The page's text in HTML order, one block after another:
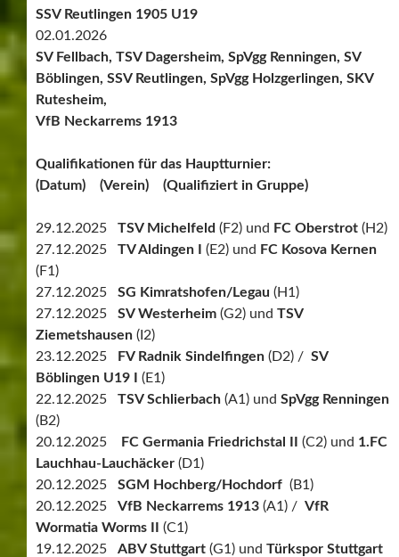
SSV Reutlingen 1905 U19
02.01.2026
SV Fellbach, TSV Dagersheim, SpVgg Renningen, SV
Böblingen, SSV Reutlingen, SpVgg Holzgerlingen, SKV
Rutesheim,
VfB Neckarrems 1913
Qualifikationen für das Hauptturnier:
(Datum) (Verein) (Qualifiziert in Gruppe)
29.12.2025 TSV Michelfeld (F2) und FC Oberstrot (H2)
27.12.2025 TV Aldingen I (E2) und FC Kosova Kernen
(F1)
27.12.2025 SG Kimratshofen/Legau (H1)
27.12.2025
SV Westerheim (G2) und TSV
Ziemetshausen (I2)
23.12.2025 FV Radnik Sindelfingen (D2) / SV
Böblingen U19 I (E1)
22.12.2025 TSV Schlierbach (A1) und SpVgg Renningen
(B2)
20.12.2025
FC Germania Friedrichstal II (C2) und 1.FC
Lauchhau-Lauchäcker (D1)
20.12.2025 SGM Hochberg/Hochdorf (B1)
20.12.2025 VfB Neckarrems 1913 (A1) / VfR
Wormatia Worms II (C1)
19.12.2025 ABV Stuttgart (G1) und Türkspor Stuttgart